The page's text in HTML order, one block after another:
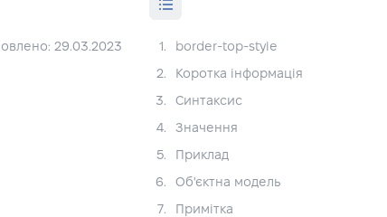
29.03.2023 1. border-top-style
2. Коротка інформація
3. Синтаксис
4. Значення
5. Приклад
6. Об'єктна модель
7. Примітка